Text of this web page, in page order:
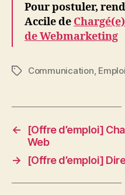
Pour postuler,
Accile de
de Webmarketing
Étiquettes
Communication, Emploi
←
[Offre d’emploi]
Web
→
[Offre d’emploi]